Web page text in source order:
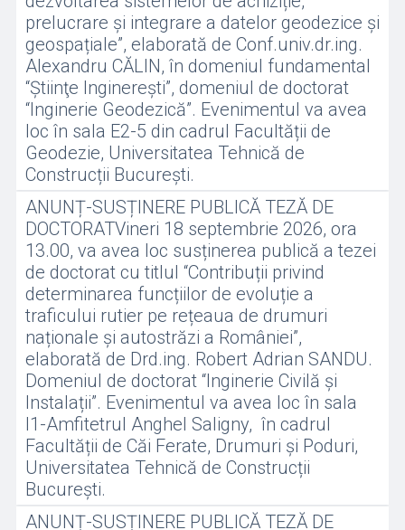
prelucrare și integrare a datelor geodezice și
geospațiale”, elaborată de Conf.univ.dr.ing.
Alexandru CĂLIN, în domeniul fundamental
“Ştiinţe Inginereşti”, domeniul de doctorat
“Inginerie Geodezică”. Evenimentul va avea
loc în sala E2-5 din cadrul Facultății de
Geodezie, Universitatea Tehnică de
Construcții București.
ANUNȚ-SUSȚINERE PUBLICĂ TEZĂ DE
DOCTORATVineri 18 septembrie 2026, ora
13.00, va avea loc susținerea publică a tezei
de doctorat cu titlul “Contribuții privind
determinarea funcțiilor de evoluție a
traficului rutier pe rețeaua de drumuri
naționale și autostrăzi a României”,
elaborată de Drd.ing. Robert Adrian SANDU.
Domeniul de doctorat “Inginerie Civilă și
Instalații”. Evenimentul va avea loc în sala
I1-Amfitetrul Anghel Saligny, în cadrul
Facultății de Căi Ferate, Drumuri și Poduri,
Universitatea Tehnică de Construcții
București.
ANUNȚ-SUSȚINERE PUBLICĂ TEZĂ DE